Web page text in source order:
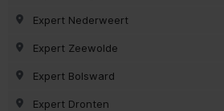
Expert Nederweert
Expert Zeewolde
Expert Bolsward
Expert Dronten